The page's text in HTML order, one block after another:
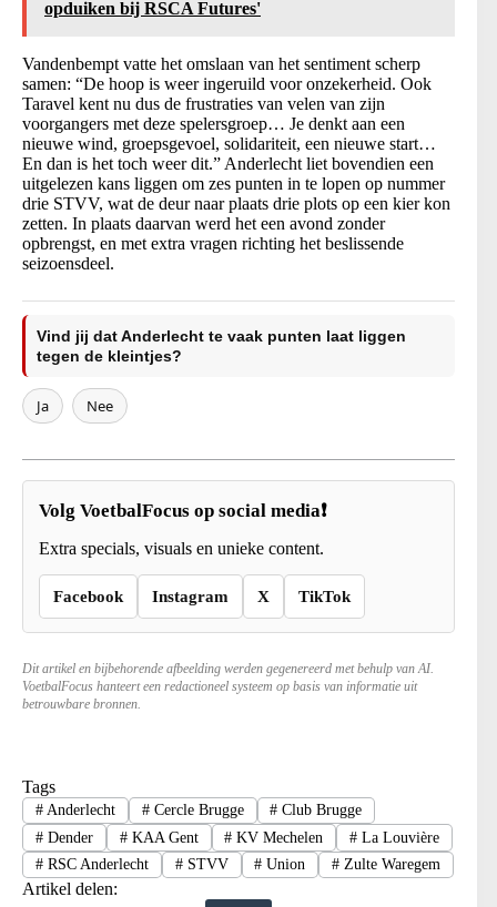
opduiken bij RSCA Futures'
Vandenbempt vatte het omslaan van het sentiment scherp
samen: “De hoop is weer ingeruild voor onzekerheid. Ook
Taravel kent nu dus de frustraties van velen van zijn
voorgangers met deze spelersgroep… Je denkt aan een
nieuwe wind, groepsgevoel, solidariteit, een nieuwe start…
En dan is het toch weer dit.” Anderlecht liet bovendien een
uitgelezen kans liggen om zes punten in te lopen op nummer
drie STVV, wat de deur naar plaats drie plots op een kier kon
zetten. In plaats daarvan werd het een avond zonder
opbrengst, en met extra vragen richting het beslissende
seizoensdeel.
Vind jij dat Anderlecht te vaak punten laat liggen
tegen de kleintjes?
Ja Nee
Volg VoetbalFocus op social media❗
Extra specials, visuals en unieke content.
Facebook Instagram X TikTok
Dit artikel en bijbehorende afbeelding werden gegenereerd met behulp van AI.
VoetbalFocus hanteert een redactioneel systeem op basis van informatie uit
betrouwbare bronnen.
Tags
#Anderlecht #Cercle Brugge # Club Brugge
#Dender #KAA Gent # KV Mechelen # La Louvière
#RSC Anderlecht #STVV # Union # Zulte Waregem
Artikel delen: